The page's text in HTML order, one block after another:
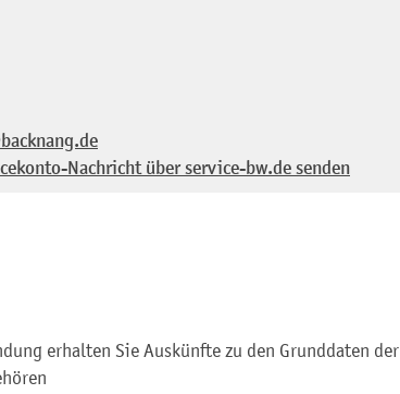
Nachricht über service-bw.de senden
erhalten Sie Auskünfte zu den Grunddaten der